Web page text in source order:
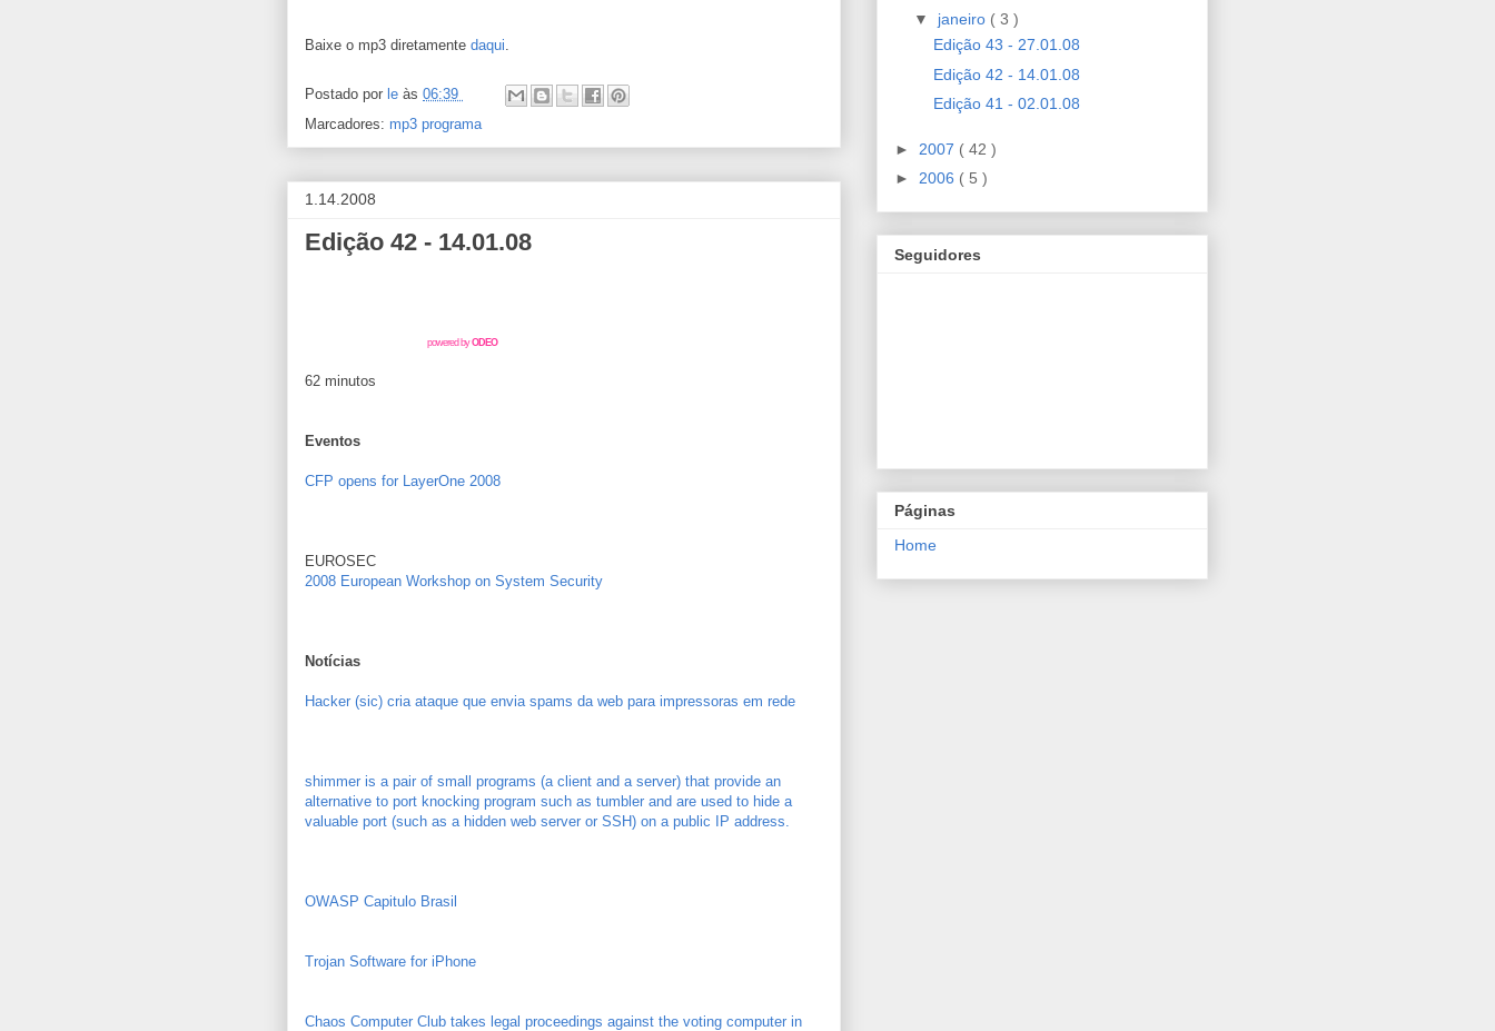
Baixe o mp3 diretamente daqui.
Postado por le às 06:39
Marcadores: mp3 programa
1.14.2008
Edição 42 - 14.01.08
powered byODEO
62 minutos
Eventos
CFP opens for LayerOne 2008
EUROSEC
2008 European Workshop on System Security
Notícias
Hacker (sic) cria ataque que envia spams da web para impressoras em rede
shimmer is a pair of small programs (a client and a server) that provide an
alternative to port knocking program such as tumbler and are used to hide a
valuable port (such as a hidden web server or SSH) on a public IP address.
OWASP Capitulo Brasil
Trojan Software for iPhone
Chaos Computer Club takes legal proceedings against the voting computer in
▼ janeiro ( 3 )
Edição 43 - 27.01.08
Edição 42 - 14.01.08
Edição 41 - 02.01.08
► 2007 ( 42 )
► 2006 ( 5 )
Seguidores
Páginas
Home